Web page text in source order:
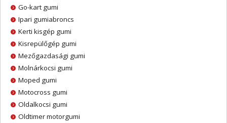
Go-kart gumi
Ipari gumiabroncs
Kerti kisgép gumi
Kisrepülőgép gumi
Mezőgazdasági gumi
Molnárkocsi gumi
Moped gumi
Motocross gumi
Oldalkocsi gumi
Oldtimer motorgumi